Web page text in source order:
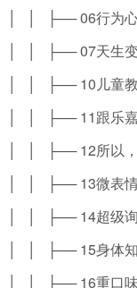
│ │ ├── 06行为
│ │ ├── 07天生
│ │ ├── 10儿童
│ │ ├── 11跟乐
│ │ ├── 12所以
│ │ ├── 13微表
│ │ ├── 14超级
│ │ ├── 15身体
│ │ ├── 16重口